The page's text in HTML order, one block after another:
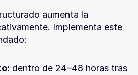
aumenta la
Implementa este
dentro de 24–48 horas tras